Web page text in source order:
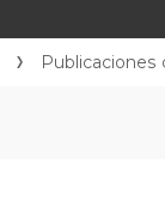
Publicaciones